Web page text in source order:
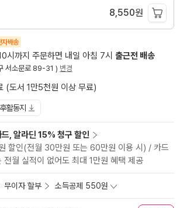
8,550원
자배송
시까지 주문하면 내일 아침 7시 출근전 배송
서소문로 89-31 ) 변경
(도서 1만5천원 이상 무료)
활동지
, 알라딘 15% 청구 할인
할인(전월 30만원 또는 60만원 이용 시) / 카드
전월 실적이 없어도 최대 1만원 혜택 제공
무이자 할부 소득공제 550원